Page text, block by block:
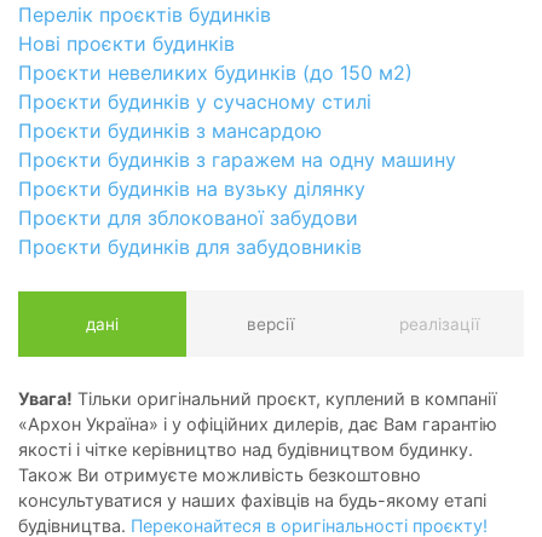
Перелік проєктів будинків
Нові проєкти будинків
Проєкти невеликих будинків (до 150 м2)
Проєкти будинків у сучасному стилі
Проєкти будинків з мансардою
Проєкти будинків з гаражем на одну машину
Проєкти будинків на вузьку ділянку
Проєкти для зблокованої забудови
Проєкти будинків для забудовників
дані версії реалізації
Увага! Тільки оригінальний проєкт, куплений в компанії
«Архон Україна» і у офіційних дилерів, дає Вам гарантію
якості і чітке керівництво над будівництвом будинку.
Також Ви отримуєте можливість безкоштовно
консультуватися у наших фахівців на будь-якому етапі
будівництва. Переконайтеся в оригінальності проєкту!